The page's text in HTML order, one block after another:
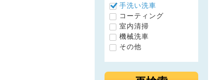
手洗い洗車
コーティング
室内清掃
機械洗車
その他